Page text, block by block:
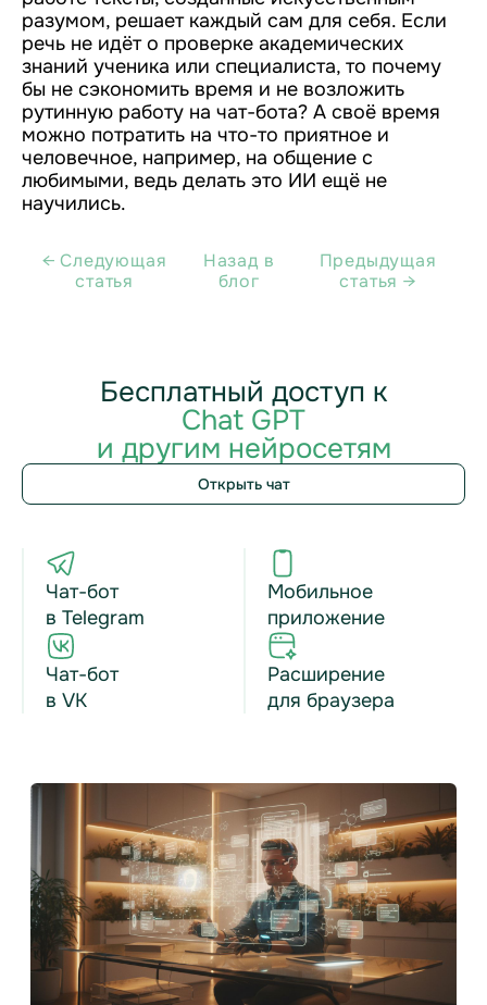
разумом, решает каждый сам для себя. Если
речь не идёт о проверке академических
знаний ученика или специалиста, то почему
бы не сэкономить время и не возложить
рутинную работу на чат-бота? А своё время
можно потратить на что-то приятное и
человечное, например, на общение с
любимыми, ведь делать это ИИ ещё не
научились.
← Cледующая
статья
Назад в
блог
Предыдущая
статья →
Бесплатный доступ к
Chat GPT
и другим нейросетям
Открыть чат
Чат-бот
в Telegram
Чат-бот
в VK
Мобильное
приложение
Расширение
для браузера